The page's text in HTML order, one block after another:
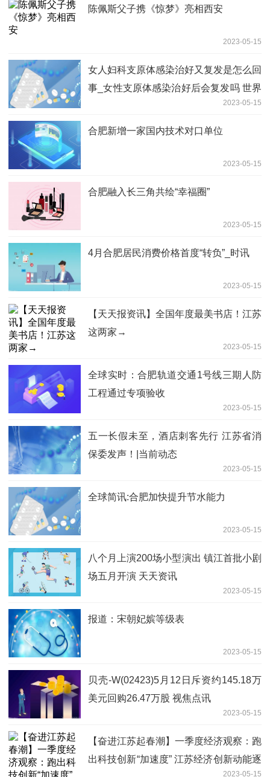
陈佩斯父子携《惊梦》亮相西安
2023-05-15
女人妇科支原体感染治好又复发是怎么回
事_女性支原体感染治好后会复发吗 世界
2023-05-15
合肥新增一家国内技术对口单位
2023-05-15
合肥融入长三角共绘“幸福圈”
2023-05-15
4月合肥居民消费价格首度“转负”_时讯
2023-05-15
【天天报资讯】全国年度最美书店！江苏
这两家→
2023-05-15
全球实时：合肥轨道交通1号线三期人防
工程通过专项验收
2023-05-15
五一长假未至，酒店刺客先行 江苏省消
保委发声！|当前动态
2023-05-15
全球简讯:合肥加快提升节水能力
2023-05-15
八个月上演200场小型演出 镇江首批小剧
场五月开演 天天资讯
2023-05-15
报道：宋朝妃嫔等级表
2023-05-15
贝壳-W(02423)5月12日斥资约145.18万
美元回购26.47万股 视焦点讯
2023-05-15
【奋进江苏起春潮】一季度经济观察：跑
出科技创新“加速度” 江苏经济创新动能逐
2023-05-15